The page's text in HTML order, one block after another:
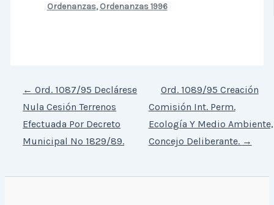
Ordenanzas,Ordenanzas 1996
← Ord. 1087/95 Declárese
Nula Cesión Terrenos
Efectuada Por Decreto
Municipal Nº 1829/89.
Ord. 1089/95 Creación
Comisión Int. Perm.
Ecología Y Medio Ambiente,
Concejo Deliberante. →